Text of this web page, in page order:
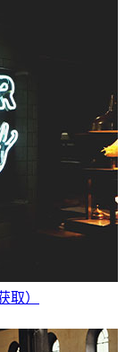
取）